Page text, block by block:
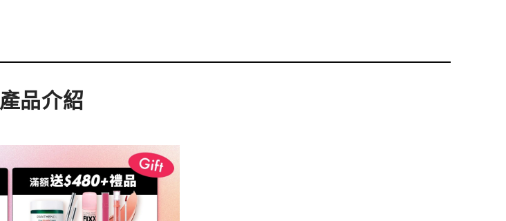
產品介紹